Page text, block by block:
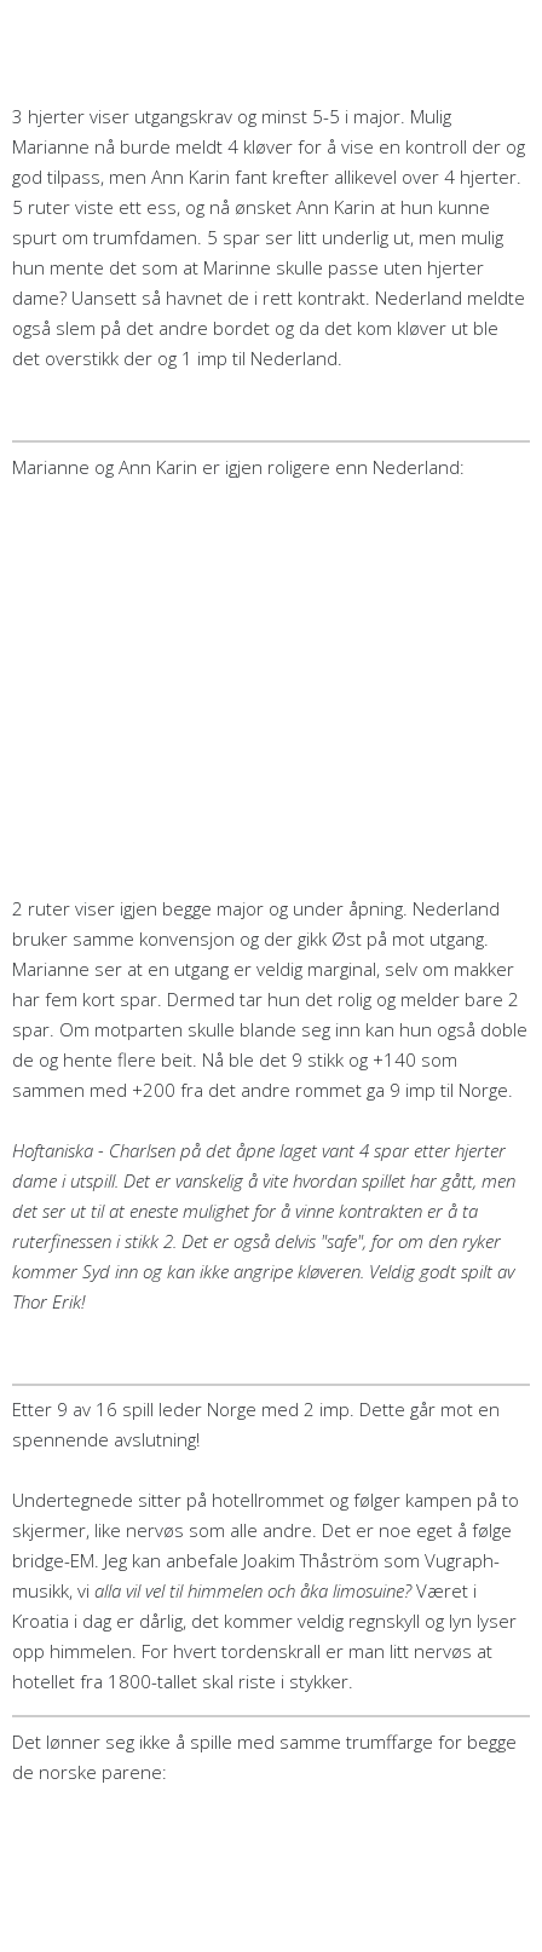
3 hjerter viser utgangskrav og minst 5-5 i major. Mulig
Marianne nå burde meldt 4 kløver for å vise en kontroll der og
god tilpass, men Ann Karin fant krefter allikevel over 4 hjerter.
5 ruter viste ett ess, og nå ønsket Ann Karin at hun kunne
spurt om trumfdamen. 5 spar ser litt underlig ut, men mulig
hun mente det som at Marinne skulle passe uten hjerter
dame? Uansett så havnet de i rett kontrakt. Nederland meldte
også slem på det andre bordet og da det kom kløver ut ble
det overstikk der og 1 imp til Nederland.
Marianne og Ann Karin er igjen roligere enn Nederland:
2 ruter viser igjen begge major og under åpning. Nederland
bruker samme konvensjon og der gikk Øst på mot utgang.
Marianne ser at en utgang er veldig marginal, selv om makker
har fem kort spar. Dermed tar hun det rolig og melder bare 2
spar. Om motparten skulle blande seg inn kan hun også doble
de og hente flere beit. Nå ble det 9 stikk og +140 som
sammen med +200 fra det andre rommet ga 9 imp til Norge.
Hoftaniska - Charlsen på det åpne laget vant 4 spar etter hjerter
dame i utspill. Det er vanskelig å vite hvordan spillet har gått, men
det ser ut til at eneste mulighet for å vinne kontrakten er å ta
ruterfinessen i stikk 2. Det er også delvis "safe", for om den ryker
kommer Syd inn og kan ikke angripe kløveren. Veldig godt spilt av
Thor Erik!
Etter 9 av 16 spill leder Norge med 2 imp. Dette går mot en
spennende avslutning!
Undertegnede sitter på hotellrommet og følger kampen på to
skjermer, like nervøs som alle andre. Det er noe eget å følge
bridge-EM. Jeg kan anbefale Joakim Thåström som Vugraph-
musikk, vi alla vil vel til himmelen och åka limosuine?Været i
Kroatia i dag er dårlig, det kommer veldig regnskyll og lyn lyser
opp himmelen. For hvert tordenskrall er man litt nervøs at
hotellet fra 1800-tallet skal riste i stykker.
Det lønner seg ikke å spille med samme trumffarge for begge
de norske parene: